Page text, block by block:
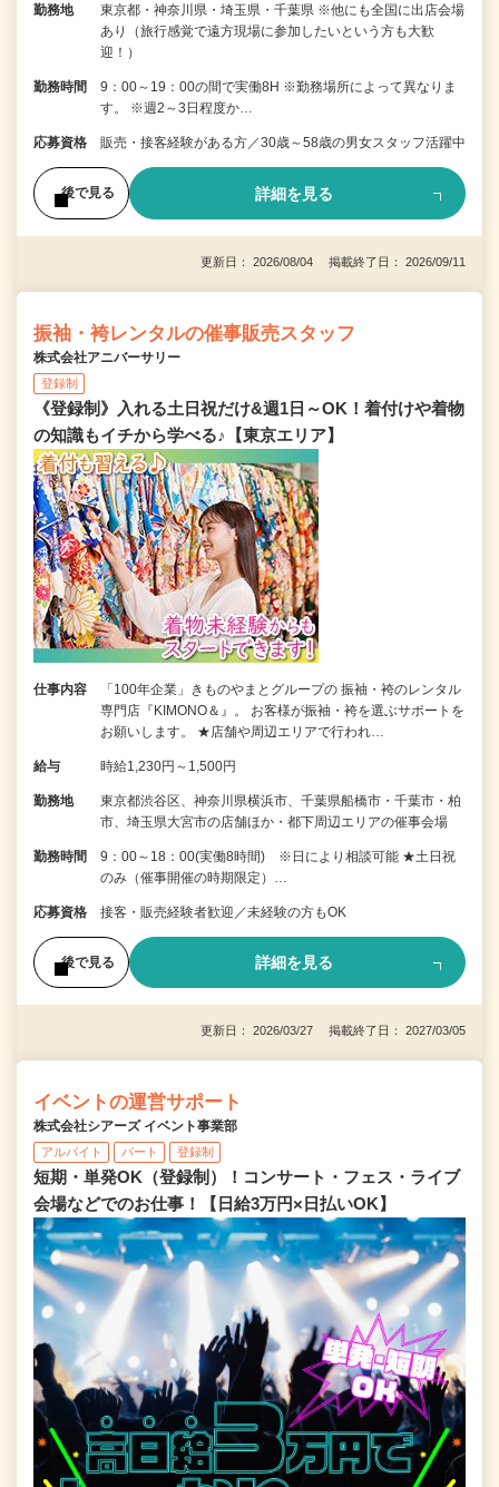
勤務地
東京都・神奈川県・埼玉県・千葉県 ※他にも全国に出店会場
あり（旅行感覚で遠方現場に参加したいという方も大歓
迎！）
勤務時間
9：00～19：00の間で実働8H ※勤務場所によって異なりま
す。 ※週2～3日程度か…
応募資格 販売・接客経験がある方／30歳～58歳の男女スタッフ活躍中
後で見る 詳細を見る
更新日： 2026/08/04 掲載終了日： 2026/09/11
振袖・袴レンタルの催事販売スタッフ
株式会社アニバーサリー
登録制
《登録制》入れる土日祝だけ&週1日～OK！着付けや着物
の知識もイチから学べる♪【東京エリア】
仕事内容
「100年企業」きものやまとグループの 振袖・袴のレンタル
専門店『KIMONO＆』。 お客様が振袖・袴を選ぶサポートを
お願いします。 ★店舗や周辺エリアで行われ…
給与 時給1,230円～1,500円
勤務地
東京都渋谷区、神奈川県横浜市、千葉県船橋市・千葉市・柏
市、埼玉県大宮市の店舗ほか・都下周辺エリアの催事会場
勤務時間
9：00～18：00(実働8時間) ※日により相談可能 ★土日祝
のみ（催事開催の時期限定）…
応募資格 接客・販売経験者歓迎／未経験の方もOK
後で見る 詳細を見る
更新日： 2026/03/27 掲載終了日： 2027/03/05
イベントの運営サポート
株式会社シアーズ イベント事業部
アルバイト パート 登録制
短期・単発OK（登録制）！コンサート・フェス・ライブ
会場などでのお仕事！【日給3万円×日払いOK】